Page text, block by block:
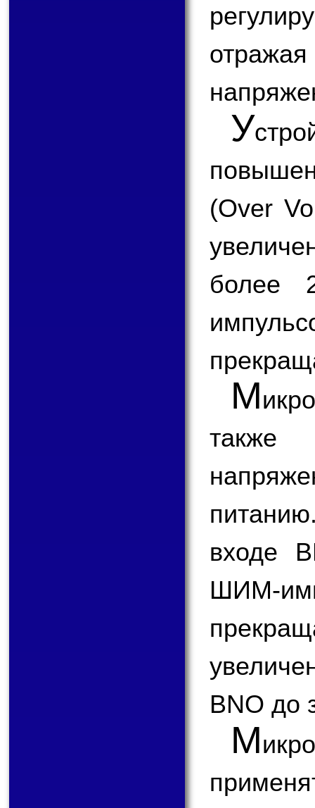
У
(Over
более
М
также
входе
ШИМ-
BNO до
М